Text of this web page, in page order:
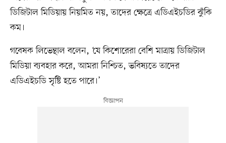
ডিজিটাল মিডিয়ায় নিয়মিত নয়, তাদের ক্ষেত্রে এডিএইচডির ঝুঁকি
কম।
গবেষক লিভেন্থাল বলেন, ‘যে কিশোরেরা বেশি মাত্রায় ডিজিটাল
মিডিয়া ব্যবহার করে, আমরা নিশ্চিত, ভবিষ্যতে তাদের
এডিএইচডি সৃষ্টি হতে পারে।’